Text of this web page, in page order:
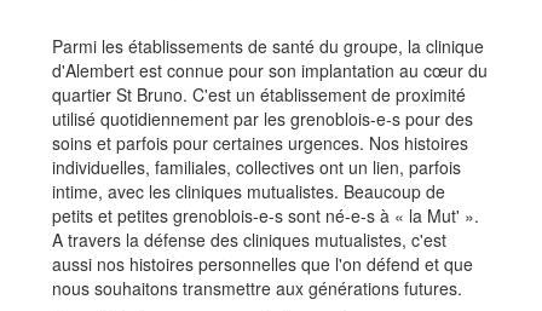
Parmi les établissements de santé du groupe, la clinique
d'Alembert est connue pour son implantation au cœur du
quartier St Bruno. C'est un établissement de proximité
utilisé quotidiennement par les grenoblois-e-s pour des
soins et parfois pour certaines urgences. Nos histoires
individuelles, familiales, collectives ont un lien, parfois
intime, avec les cliniques mutualistes. Beaucoup de
petits et petites grenoblois-e-s sont né-e-s à « la Mut' ».
A travers la défense des cliniques mutualistes, c'est
aussi nos histoires personnelles que l'on défend et que
nous souhaitons transmettre aux générations futures.